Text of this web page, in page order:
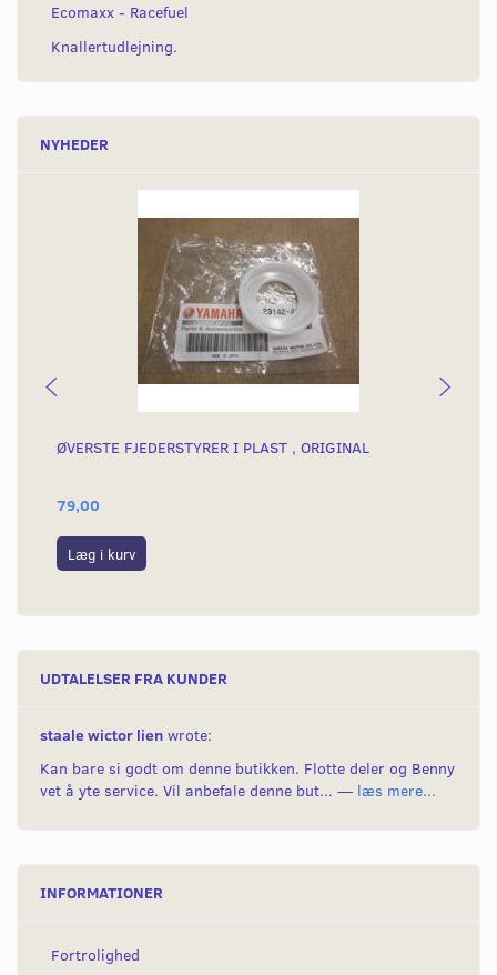
Ecomaxx - Racefuel
Knallertudlejning.
NYHEDER
ØVERSTE FJEDERSTYRER I PLAST , ORIGINAL
79,00
Læg i kurv
UDTALELSER FRA KUNDER
staale wictor lien wrote:
Kan bare si godt om denne butikken. Flotte deler og Benny
vet å yte service. Vil anbefale denne but... — læs mere...
INFORMATIONER
Fortrolighed